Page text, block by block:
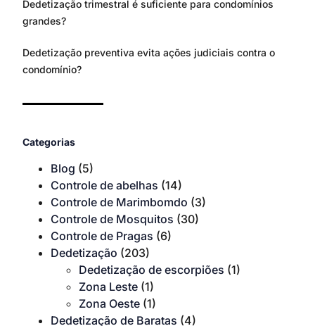
Dedetização trimestral é suficiente para condomínios
grandes?
Dedetização preventiva evita ações judiciais contra o
condomínio?
Categorias
Blog (5)
Controle de abelhas (14)
Controle de Marimbomdo (3)
Controle de Mosquitos (30)
Controle de Pragas (6)
Dedetização (203)
Dedetização de escorpiões (1)
Zona Leste (1)
Zona Oeste (1)
Dedetização de Baratas (4)